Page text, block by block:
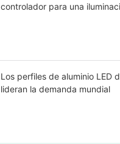
controlador para una
Los perfiles de aluminio LED
lideran la demanda mundial